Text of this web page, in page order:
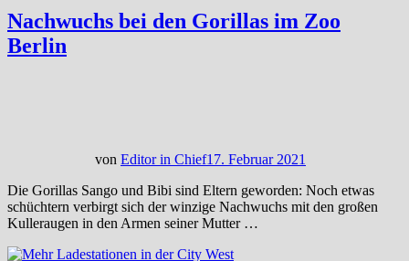
Nachwuchs bei den Gorillas im Zoo
Berlin
von Editor in Chief17. Februar 2021
Die Gorillas Sango und Bibi sind Eltern geworden: Noch etwas
schüchtern verbirgt sich der winzige Nachwuchs mit den großen
Kulleraugen in den Armen seiner Mutter …